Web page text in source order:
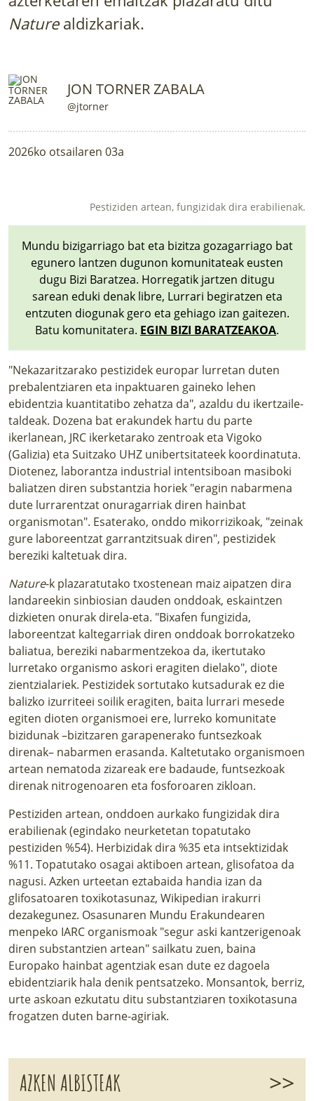
LURRAREN AGENDA
Nature aldizkariak.
JON TORNER ZABALA
@jtorner
2026ko otsailaren 03a
Pestiziden artean, fungizidak dira erabilienak.
Mundu bizigarriago bat eta bizitza gozagarriago bat
egunero lantzen dugunon komunitateak eusten
dugu Bizi Baratzea. Horregatik jartzen ditugu
sarean eduki denak libre, Lurrari begiratzen eta
entzuten diogunak gero eta gehiago izan gaitezen.
Batu komunitatera. EGIN BIZI BARATZEAKOA.
"Nekazaritzarako pestizidek europar lurretan duten
prebalentziaren eta inpaktuaren gaineko lehen
ebidentzia kuantitatibo zehatza da", azaldu du ikertzaile-
taldeak. Dozena bat erakundek hartu du parte
ikerlanean, JRC ikerketarako zentroak eta Vigoko
(Galizia) eta Suitzako UHZ unibertsitateek koordinatuta.
Diotenez, laborantza industrial intentsiboan masiboki
baliatzen diren substantzia horiek "eragin nabarmena
dute lurrarentzat onuragarriak diren hainbat
organismotan". Esaterako, onddo mikorrizikoak, "zeinak
gure laboreentzat garrantzitsuak diren", pestizidek
bereziki kaltetuak dira.
Nature-k plazaratutako txostenean maiz aipatzen dira
landareekin sinbiosian dauden onddoak, eskaintzen
dizkieten onurak direla-eta. "Bixafen fungizida,
laboreentzat kaltegarriak diren onddoak borrokatzeko
baliatua, bereziki nabarmentzekoa da, ikertutako
lurretako organismo askori eragiten dielako", diote
zientzialariek. Pestizidek sortutako kutsadurak ez die
balizko izurriteei soilik eragiten, baita lurrari mesede
egiten dioten organismoei ere, lurreko komunitate
bizidunak –bizitzaren garapenerako funtsezkoak
direnak– nabarmen erasanda. Kaltetutako organismoen
artean nematoda zizareak ere badaude, funtsezkoak
direnak nitrogenoaren eta fosforoaren zikloan.
Pestiziden artean, onddoen aurkako fungizidak dira
erabilienak (egindako neurketetan topatutako
pestiziden %54). Herbizidak dira %35 eta intsektizidak
%11. Topatutako osagai aktiboen artean, glisofatoa da
nagusi. Azken urteetan eztabaida handia izan da
glifosatoaren toxikotasunaz, Wikipedian irakurri
dezakegunez. Osasunaren Mundu Erakundearen
menpeko IARC organismoak "segur aski kantzerigenoak
diren substantzien artean" sailkatu zuen, baina
Europako hainbat agentziak esan dute ez dagoela
ebidentziarik hala denik pentsatzeko. Monsantok, berriz,
urte askoan ezkutatu ditu substantziaren toxikotasuna
frogatzen duten barne-agiriak.
AZKEN ALBISTEAK >>